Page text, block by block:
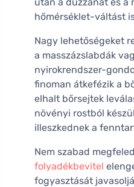
hőmérséklet-váltást
Nagy lehetőségeket
a masszázslabdák
nyirokrendszer-
finoman átkefézik a
elhalt bőrsejtek
növényi rostból
illeszkednek a
Nem szabad
folyadékbevitel
fogyasztását